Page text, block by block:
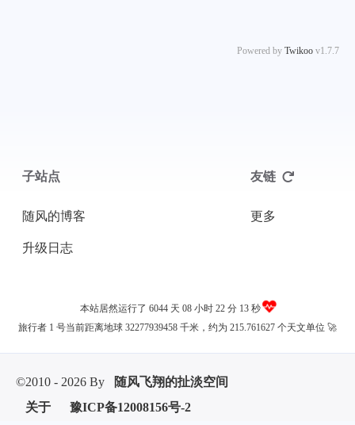
Powered by Twikoo v1.7.7
子站点
随风的博客
升级日志
友链
更多
本站居然运行了 6044 天 08 小时 22 分 14 秒
旅行者 1 号当前距离地球 32277939475 千米，约为 215.761628 个天文单位 🚀
©2010 - 2026 By
随风飞翔的扯淡空间
关于
豫ICP备12008156号-2